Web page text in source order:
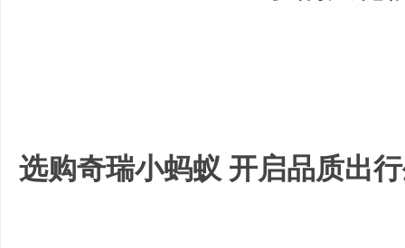
选购奇瑞小蚂蚁 开启品质出